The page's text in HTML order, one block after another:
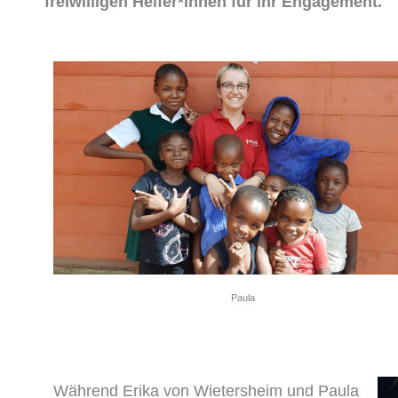
Paula
Während Erika von Wietersheim und Paula